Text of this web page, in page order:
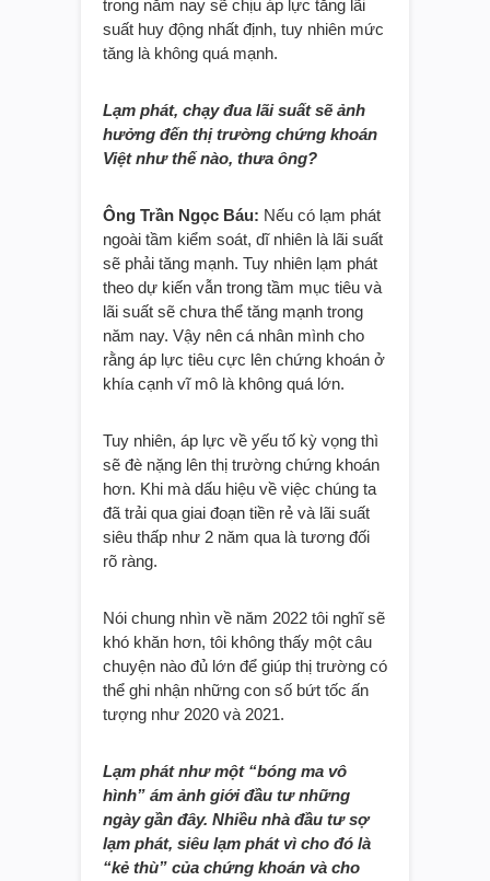
trong năm nay sẽ chịu áp lực tăng lãi
suất huy động nhất định, tuy nhiên mức
tăng là không quá mạnh.
Lạm phát, chạy đua lãi suất sẽ ảnh
hưởng đến thị trường chứng khoán
Việt như thế nào, thưa ông?
Ông Trần Ngọc Báu: Nếu có lạm phát
ngoài tầm kiểm soát, dĩ nhiên là lãi suất
sẽ phải tăng mạnh. Tuy nhiên lạm phát
theo dự kiến vẫn trong tầm mục tiêu và
lãi suất sẽ chưa thể tăng mạnh trong
năm nay. Vậy nên cá nhân mình cho
rằng áp lực tiêu cực lên chứng khoán ở
khía cạnh vĩ mô là không quá lớn.
Tuy nhiên, áp lực về yếu tố kỳ vọng thì
sẽ đè nặng lên thị trường chứng khoán
hơn. Khi mà dấu hiệu về việc chúng ta
đã trải qua giai đoạn tiền rẻ và lãi suất
siêu thấp như 2 năm qua là tương đối
rõ ràng.
Nói chung nhìn về năm 2022 tôi nghĩ sẽ
khó khăn hơn, tôi không thấy một câu
chuyện nào đủ lớn để giúp thị trường có
thể ghi nhận những con số bứt tốc ấn
tượng như 2020 và 2021.
Lạm phát như một “bóng ma vô
hình” ám ảnh giới đầu tư những
ngày gần đây. Nhiều nhà đầu tư sợ
lạm phát, siêu lạm phát vì cho đó là
“kẻ thù” của chứng khoán và cho